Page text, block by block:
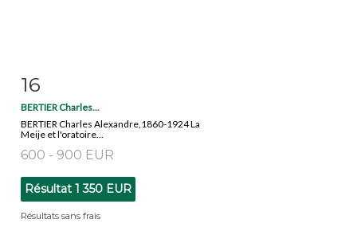
Fiche détaillée
16
BERTIER Charles...
BERTIER Charles Alexandre,1860-1924 La
Meije et l'oratoire...
600 - 900 EUR
Résultat 1 350 EUR
Résultats sans frais